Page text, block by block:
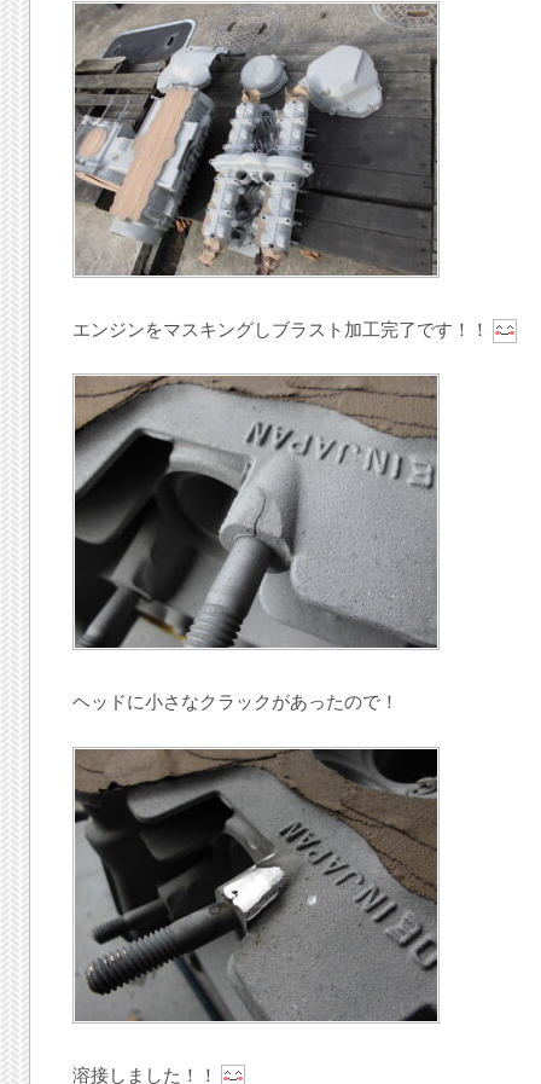
エンジンをマスキングしブラスト加工完了です！！
ヘッドに小さなクラックがあったので！
溶接しました！！